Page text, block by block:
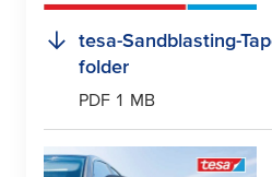
tesa-Sandblasting-
folder
PDF 1 MB